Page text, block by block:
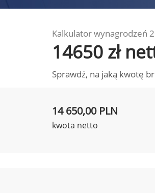
Kalkulator wynagrodzeń
14650 zł
Sprawdź, na jaką kwotę
14 650,00 PLN
kwota netto